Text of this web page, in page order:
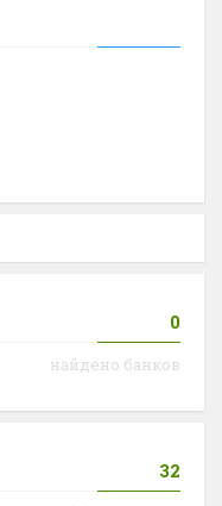
0
найдено банков
32